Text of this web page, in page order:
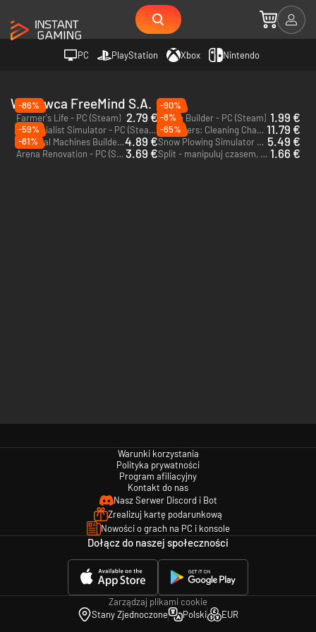
PC PlayStation Xbox Nintendo
Wydawca FreeMind S.A.
-86%
Farmer's Life - PC (Steam) 2.79 €
-90%
House Builder - PC (Steam) 1.99 €
IT Specialist Simulator - PC (Steam)
-8%
Purrrifiers: Cleaning Chaos – Cats & Goofylike Co-op - PC (Steam) 11.79 €
-59%
Medieval Machines Builder - PC (Steam)4.89 €
-65%
Snow Plowing Simulator - PC (Steam) 5.49 €
-81%
Arena Renovation - PC (Steam) 3.69 € Split - manipuluj czasem, twórz klony i rozwiązuj cyberzagadki z przyszłości! - PC (Steam) 1.66 €
Warunki korzystania
Polityka prywatności
Program afiliacyjny
Kontakt do nas
Nasz Serwer Discord i Bot
Zrealizuj kartę podarunkową
Nowości o grach na PC i konsole
Dołącz do naszej społeczności
Zarządzaj plikami cookie
Stany Zjednoczone
Polski EUR